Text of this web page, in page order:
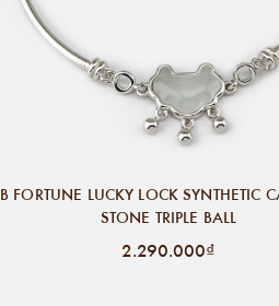
B FORTUNE LUCKY LOCK SYNTHETIC
STONE TRIPLE BALL
2.290.000₫